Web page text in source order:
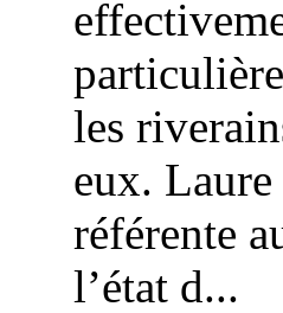
les
eux.
référente
l’état d...